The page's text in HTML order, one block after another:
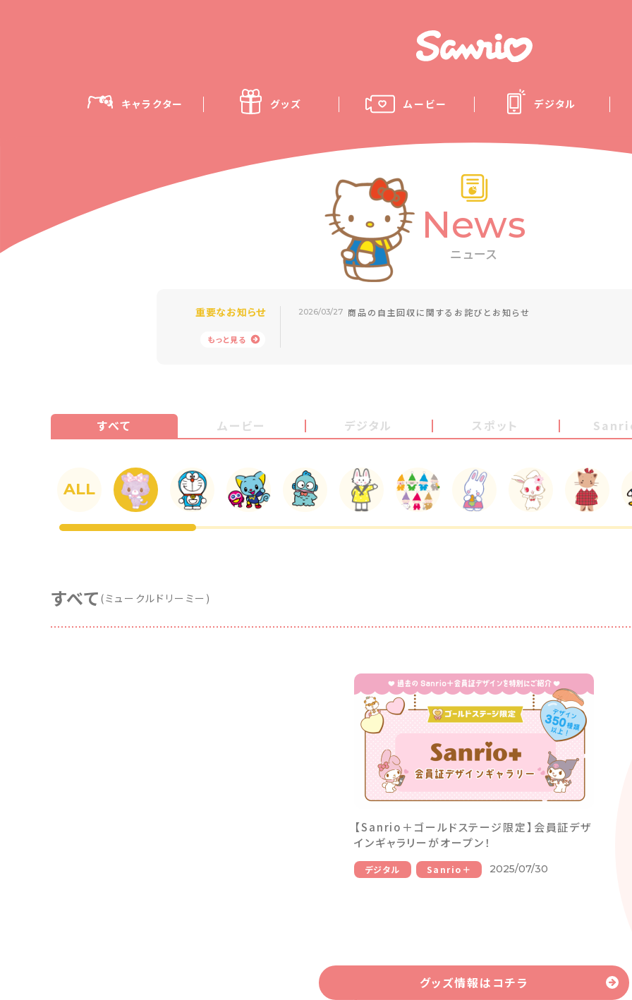
キャラクター グッズ ムービー デジタル
News
ニュース
重要なお知らせ
もっと見る
2026/03/27 商品の自主回収に関するお詫びとお知らせ
すべて ムービー デジタル スポット
ALL
すべて (ミュークルドリーミー )
【Sanrio＋ゴールドステージ限定】会員証デザ
インギャラリーがオープン！
デジタル Sanrio＋ 2025/07/30
グッズ情報はコチラ